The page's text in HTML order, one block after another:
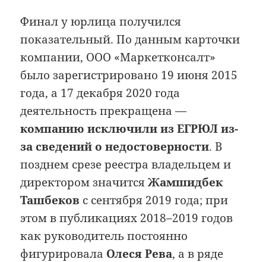
Финал у юрлица получился
показательный. По данным карточки
компании, ООО «Маркетконсалт»
было зарегистрировано 19 июня 2015
года, а 17 декабря 2020 года
деятельность прекращена —
компанию исключили из ЕГРЮЛ из-
за сведений о недостоверности. В
позднем срезе реестра владельцем и
директором значитсяЖамшидбек
Ташбеков с сентября 2019 года; при
этом в публикациях 2018–2019 годов
как руководитель постоянно
фигурировала Олеся Рева, а в ряде